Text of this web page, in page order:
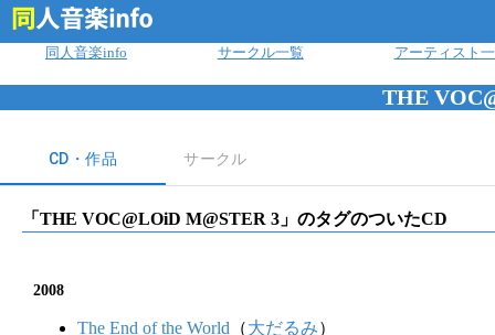
同人音楽info サークル一覧 アーティスト
THE
CD・作品 サークル
「 THE VOC@LOiD M@STER 3 」のタグのついたCD
2008
The End of the World （大だるみ）